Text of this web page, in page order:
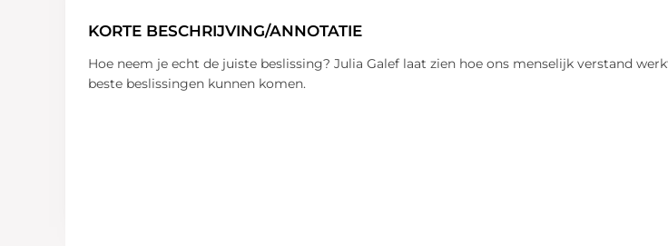
KORTE BESCHRIJVING/ANNOTATIE
Hoe neem je echt de juiste beslissing? Julia Galef laat zien hoe ons menselijk verstand
beste beslissingen kunnen komen.